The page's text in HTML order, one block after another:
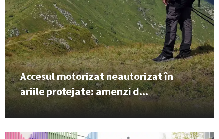
Accesul motorizat neautorizat în
ariile protejate: amenzi d...